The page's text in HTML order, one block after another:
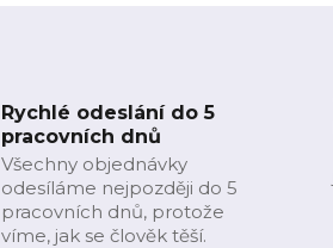
Rychlé odeslání do 5
pracovních dnů
Všechny objednávky
odesíláme nejpozději do 5
pracovních dnů, protože
víme, jak se člověk těší.